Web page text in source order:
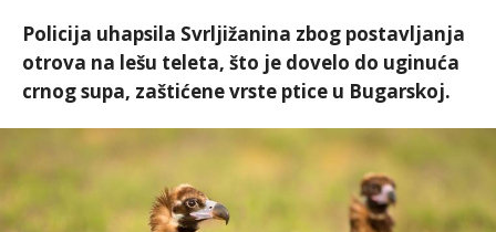
Policija uhapsila Svrljižanina zbog postavljanja
otrova na lešu teleta, što je dovelo do uginuća
crnog supa, zaštićene vrste ptice u Bugarskoj.